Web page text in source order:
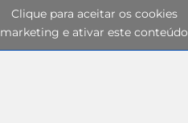
Clique para aceitar os cookies
marketing e ativar este conteúdo